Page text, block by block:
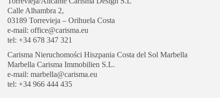
Calle Alhambra 2,
03189 Torrevieja – Orihuela Costa
e-mail: office@carisma.eu
tel: +34 678 347 321
Carisma Nieruchomości Hiszpania Costa del Sol Marbella
Marbella Carisma Immobilien S.L.
e-mail: marbella@carisma.eu
tel: +34 966 444 435